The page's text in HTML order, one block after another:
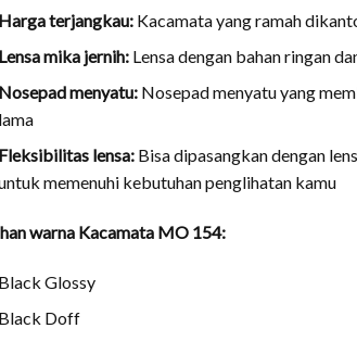
terjangkau: Kacamata yang ramah
mika jernih: Lensa dengan bahan ringan
menyatu: Nosepad menyatu yang
lensa: Bisa dipasangkan dengan
memenuhi kebutuhan penglihatan kamu
warna Kacamata MO 154:
Glossy
Doff